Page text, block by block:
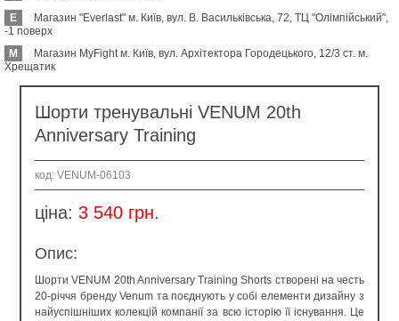
E
Колір:
чорний/червоний
Розмір:
До кошика
E
Магазин "Everlast" м. Київ, вул. В. Васильківська, 72, ТЦ "Олімпійський",
-1 поверх
M
Магазин MyFight м. Київ, вул. Архітектора Городецького, 12/3 ст. м.
Хрещатик
Шорти тренувальні VENUM 20th
Anniversary Training
код: VENUM-06103
ціна: 3 540 грн.
Опис:
Шорти VENUM 20th Anniversary Training Shorts створені на честь
20-річчя бренду Venum та поєднують у собі елементи дизайну з
найуспішніших колекцій компанії за всю історію її існування. Це